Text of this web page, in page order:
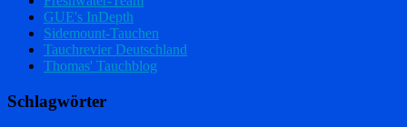
GUE's InDepth
Sidemount-Tauchen
Tauchrevier Deutschland
Thomas' Tauchblog
Schlagwörter